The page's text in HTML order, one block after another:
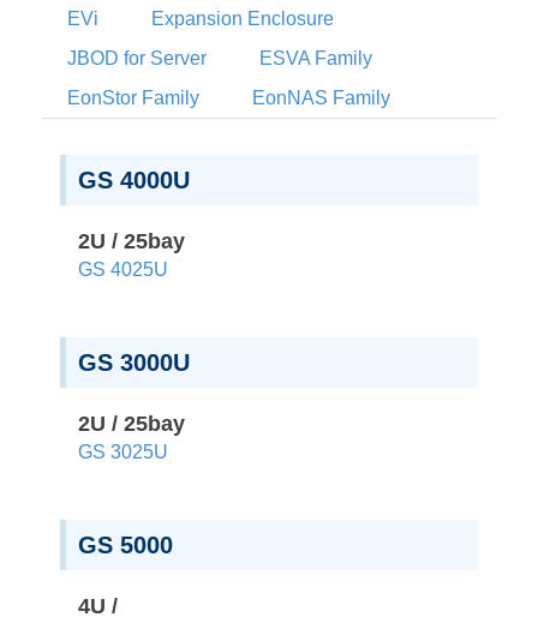
EVi
Expansion Enclosure
JBOD for Server
ESVA Family
EonStor Family
EonNAS Family
GS 4000U
2U / 25bay
GS 4025U
GS 3000U
2U / 25bay
GS 3025U
GS 5000
4U /
パートナー